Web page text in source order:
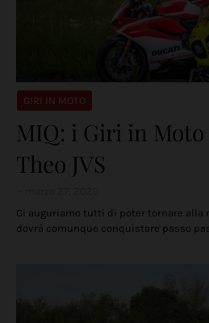
GIRI IN MOTO
MIQ: i Giri in
Theo JVS
Ci auguriamo tutti di poter tornare alla
dovrà comunque conquistare passo